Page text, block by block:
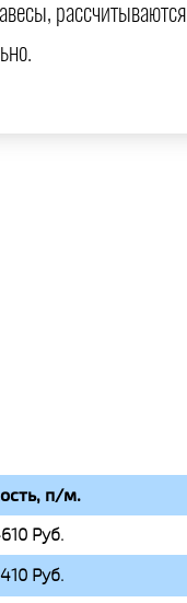
рассчитываются
п/м.
Руб.
Руб.